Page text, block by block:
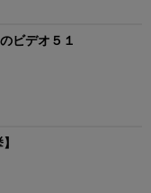
ビデオ５１